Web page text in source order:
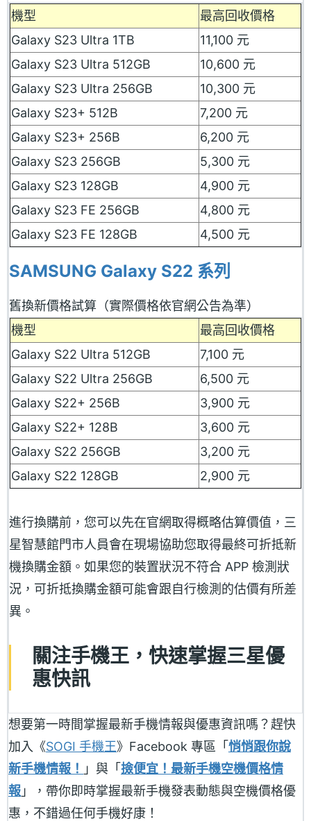
機型
最高回收價格
Galaxy S23 Ultra 1TB
11,100 元
Galaxy S23 Ultra 512GB
10,600 元
Galaxy S23 Ultra 256GB
10,300 元
Galaxy S23+ 512B
7,200 元
Galaxy S23+ 256B
6,200 元
Galaxy S23 256GB
5,300 元
Galaxy S23 128GB
4,900 元
Galaxy S23 FE 256GB
4,800 元
Galaxy S23 FE 128GB
4,500 元
SAMSUNG Galaxy S22 系列
舊換新價格試算（實際價格依官網公告為準）
機型
最高回收價格
Galaxy S22 Ultra 512GB
7,100 元
Galaxy S22 Ultra 256GB
6,500 元
Galaxy S22+ 256B
3,900 元
Galaxy S22+ 128B
3,600 元
Galaxy S22 256GB
3,200 元
Galaxy S22 128GB
2,900 元
進行換購前，您可以先在官網取得概略估算價值，三
星智慧館門市人員會在現場協助您取得最終可折抵新
機換購金額。如果您的裝置狀況不符合 APP 檢測狀
況，可折抵換購金額可能會跟自行檢測的估價有所差
異。
關注手機王，快速掌握三星優
惠快訊
想要第一時間掌握最新手機情報與優惠資訊嗎？趕快
加入《SOGI 手機王》Facebook 專區「 悄悄跟你說
新手機情報！ 」與「 撿便宜！最新手機空機價格情
報 」，帶你即時掌握最新手機發表動態與空機價格優
惠，不錯過任何手機好康！